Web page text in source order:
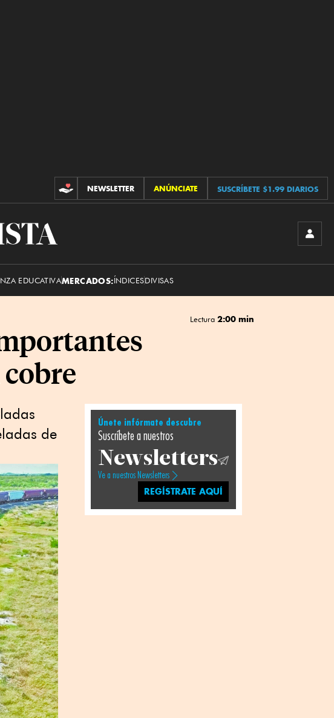
CONTRIBUCIONES
NEWSLETTER ANÚNCIATE SUSCRÍBETE $1.99 DIARIOS
EDUCATIVAMERCADOS:ÍNDICESDIVISAS
Lectura 2:00 min
de
Únete infórmate descubre
Suscríbete a nuestros
Newsletters
Ve a nuestros Newsletters
REGÍSTRATE AQUÍ